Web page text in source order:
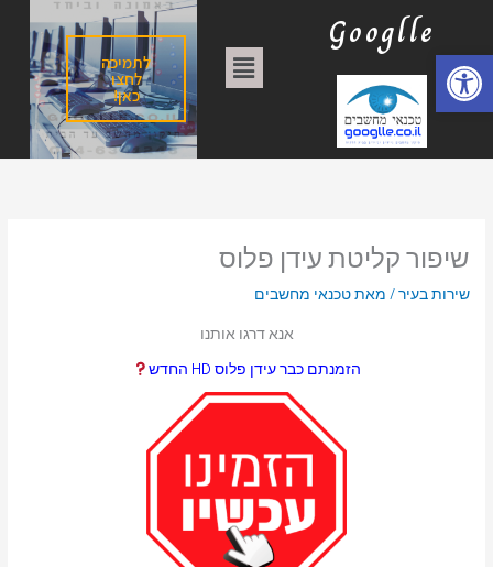
פתח סרגל נגישות
Googlle
תפריט לתמיכה
לחצו
כאן!
שיפור קליטת עידן פלוס
שירות בעיר/ מאתטכנאי מחשבים
אנא דרגו אותנו
הזמנתם כבר עידן פלוס HD החדש
ג
ו
י